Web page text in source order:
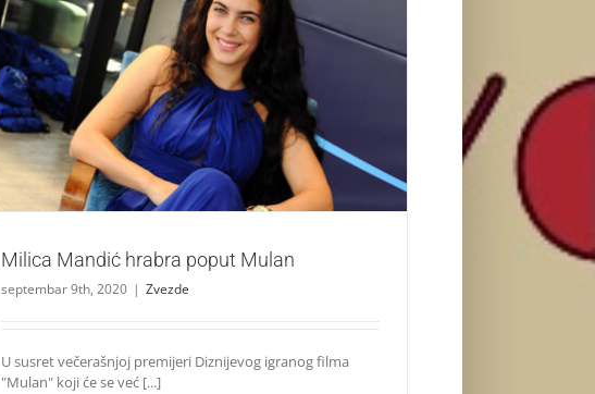
Milica Mandić hrabra poput Mulan
Zvezde
Milica Mandić hrabra poput Mulan
septembar 9th, 2020 | Zvezde
U susret večerašnjoj premijeri Diznijevog igranog filma
"Mulan" koji će se već [...]